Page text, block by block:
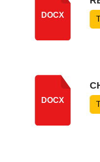
DOCX
DOCX